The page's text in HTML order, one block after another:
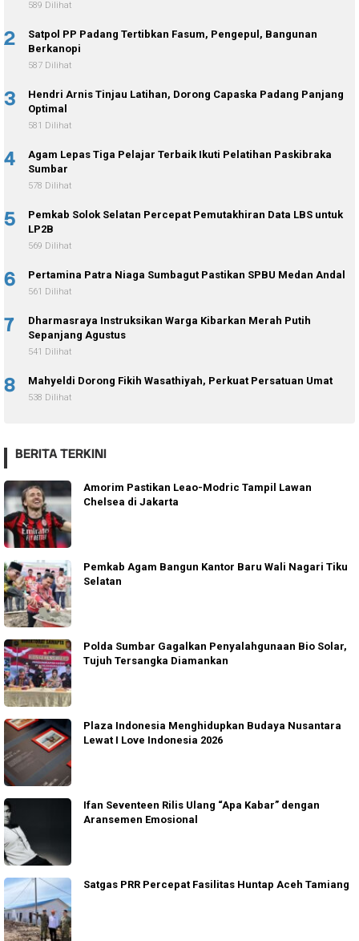
589 Dilihat
2
Satpol PP Padang Tertibkan Fasum, Pengepul, Bangunan
Berkanopi
587 Dilihat
3
Hendri Arnis Tinjau Latihan, Dorong Capaska Padang Panjang
Optimal
581 Dilihat
4
Agam Lepas Tiga Pelajar Terbaik Ikuti Pelatihan Paskibraka
Sumbar
578 Dilihat
5
Pemkab Solok Selatan Percepat Pemutakhiran Data LBS untuk
LP2B
569 Dilihat
6 Pertamina Patra Niaga Sumbagut Pastikan SPBU Medan Andal
561 Dilihat
7
Dharmasraya Instruksikan Warga Kibarkan Merah Putih
Sepanjang Agustus
541 Dilihat
8 Mahyeldi Dorong Fikih Wasathiyah, Perkuat Persatuan Umat
538 Dilihat
BERITA TERKINI
Amorim Pastikan Leao-Modric Tampil Lawan
Chelsea di Jakarta
Pemkab Agam Bangun Kantor Baru Wali Nagari Tiku
Selatan
Polda Sumbar Gagalkan Penyalahgunaan Bio Solar,
Tujuh Tersangka Diamankan
Plaza Indonesia Menghidupkan Budaya Nusantara
Lewat I Love Indonesia 2026
Ifan Seventeen Rilis Ulang “Apa Kabar” dengan
Aransemen Emosional
Satgas PRR Percepat Fasilitas Huntap Aceh Tamiang